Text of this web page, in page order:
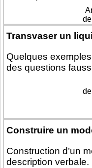
Transvaser un
Quelques
des questions
Construire un
Construction d’un
description verbale.